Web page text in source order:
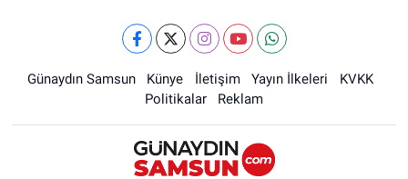
Günaydın Samsun Künye İletişim Yayın İlkeleri
KVKK
Politikalar
Reklam